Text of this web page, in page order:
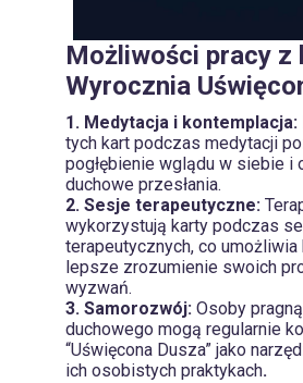
Możliwości pracy z
Wyrocznia
1. Medytacja i kontemplacja:
tych kart podczas medytacji
pogłębienie wglądu w siebie i
duchowe przesłania.
2. Sesje terapeutyczne:
wykorzystują karty podczas
terapeutycznych, co
lepsze zrozumienie swoich
wyzwań.
3. Samorozwój: Osoby
duchowego mogą regularnie
“Uświęcona Dusza” jako
ich osobistych praktykach.